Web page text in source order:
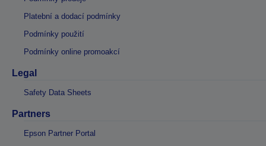
Platební a dodací podmínky
Podmínky použití
Podmínky online promoakcí
Legal
Safety Data Sheets
Partners
Epson Partner Portal